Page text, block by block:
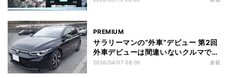
PREMIUM
サラリーマンの“外車”デビュー 第2回
外車デビューは間違いないクルマで!
走行距離2.6万kmの現行型ゴルフは状
2026/04/07 08:00 連載